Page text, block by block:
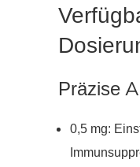
Präzise
0,5 mg: